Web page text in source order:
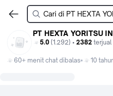
PT HEXTA YORITSU
5.0 (1.292) • 2382 terjual
60+ menit chat dibalas
10